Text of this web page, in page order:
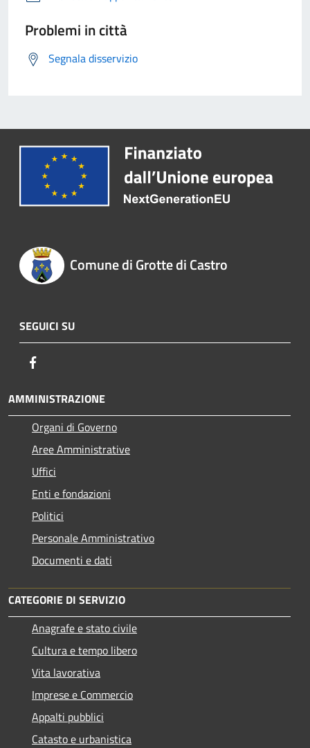
Problemi in città
Segnala disservizio
Comune di Grotte di Castro
SEGUICI SU
AMMINISTRAZIONE
Organi di Governo
Aree Amministrative
Uffici
Enti e fondazioni
Politici
Personale Amministrativo
Documenti e dati
CATEGORIE DI SERVIZIO
Anagrafe e stato civile
Cultura e tempo libero
Vita lavorativa
Imprese e Commercio
Appalti pubblici
Catasto e urbanistica